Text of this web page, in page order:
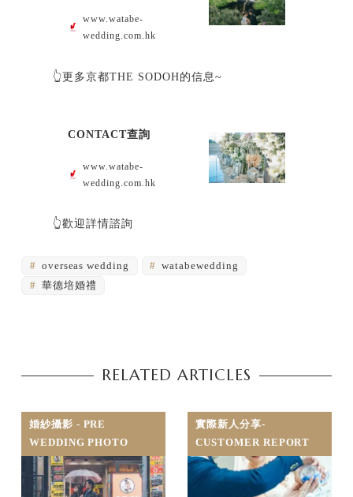
www.watabe-
wedding.com.hk
👆更多京都THE SODOH的信息~
CONTACT查詢
www.watabe-
wedding.com.hk
👆歡迎詳情諮詢
overseas wedding
watabewedding
華德培婚禮
RELATED ARTICLES
婚紗攝影 - PRE
WEDDING PHOTO
實際新人分享-
CUSTOMER REPORT